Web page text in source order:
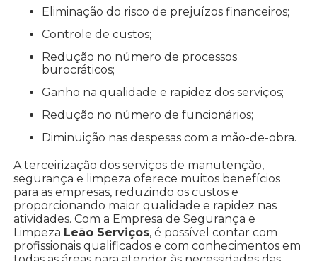
Eliminação do risco de prejuízos financeiros;
Controle de custos;
Redução no número de processos
burocráticos;
Ganho na qualidade e rapidez dos serviços;
Redução no número de funcionários;
Diminuição nas despesas com a mão-de-obra.
A terceirização dos serviços de manutenção,
segurança e limpeza oferece muitos benefícios
para as empresas, reduzindo os custos e
proporcionando maior qualidade e rapidez nas
atividades. Com a Empresa de Segurança e
Limpeza Leão Serviços, é possível contar com
profissionais qualificados e com conhecimentos em